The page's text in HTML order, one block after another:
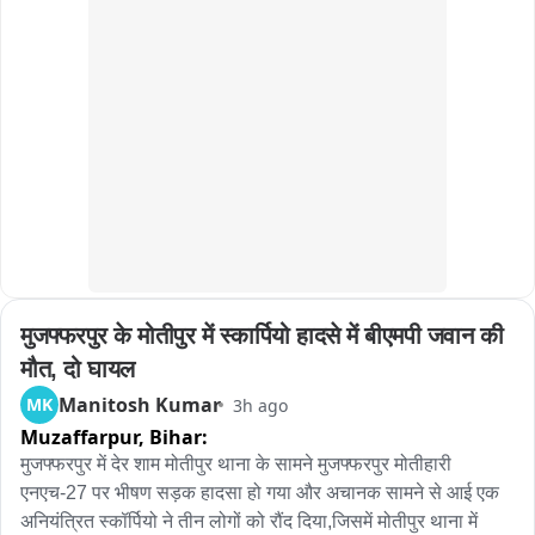
मुजफ्फरपुर के मोतीपुर में स्कार्पियो हादसे में बीएमपी जवान की
मौत, दो घायल
MK Manitosh Kumar 3h ago
Muzaffarpur, Bihar:
मुजफ्फरपुर में देर शाम मोतीपुर थाना के सामने मुजफ्फरपुर मोतीहारी
एनएच-27 पर भीषण सड़क हादसा हो गया और अचानक सामने से आई एक
अनियंत्रित स्कॉर्पियो ने तीन लोगों को रौंद दिया,जिसमें मोतीपुर थाना में